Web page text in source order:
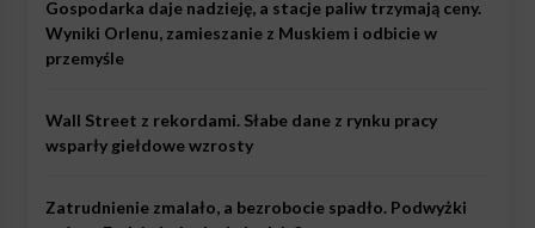
Gospodarka daje nadzieję, a stacje paliw trzymają ceny.
Wyniki Orlenu, zamieszanie z Muskiem i odbicie w
przemyśle
Wall Street z rekordami. Słabe dane z rynku pracy
wsparły giełdowe wzrosty
Zatrudnienie zmalało, a bezrobocie spadło. Podwyżki